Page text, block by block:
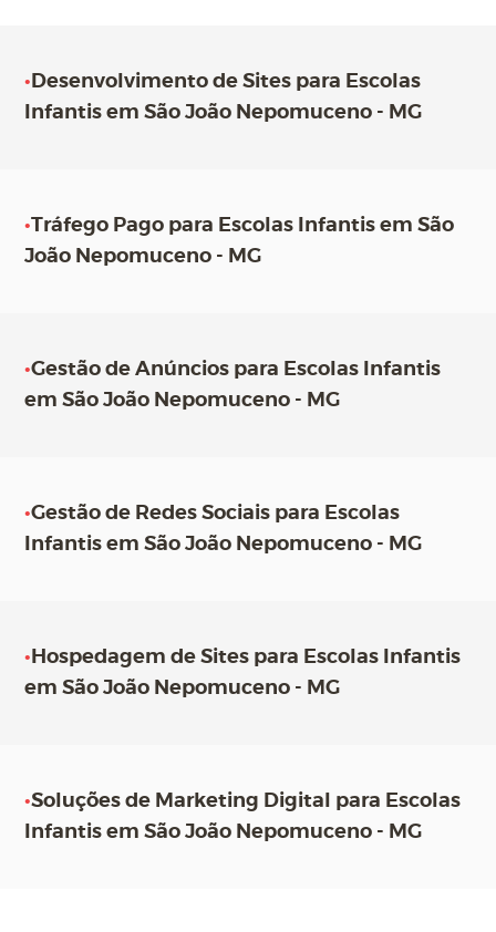
• Desenvolvimento de Sites para Escolas
Infantis em São João Nepomuceno - MG
•Tráfego Pago para Escolas Infantis em São
João Nepomuceno - MG
•Gestão de Anúncios para Escolas Infantis
em São João Nepomuceno - MG
•Gestão de Redes Sociais para Escolas
Infantis em São João Nepomuceno - MG
• Hospedagem de Sites para Escolas Infantis
em São João Nepomuceno - MG
•Soluções de Marketing Digital para Escolas
Infantis em São João Nepomuceno - MG